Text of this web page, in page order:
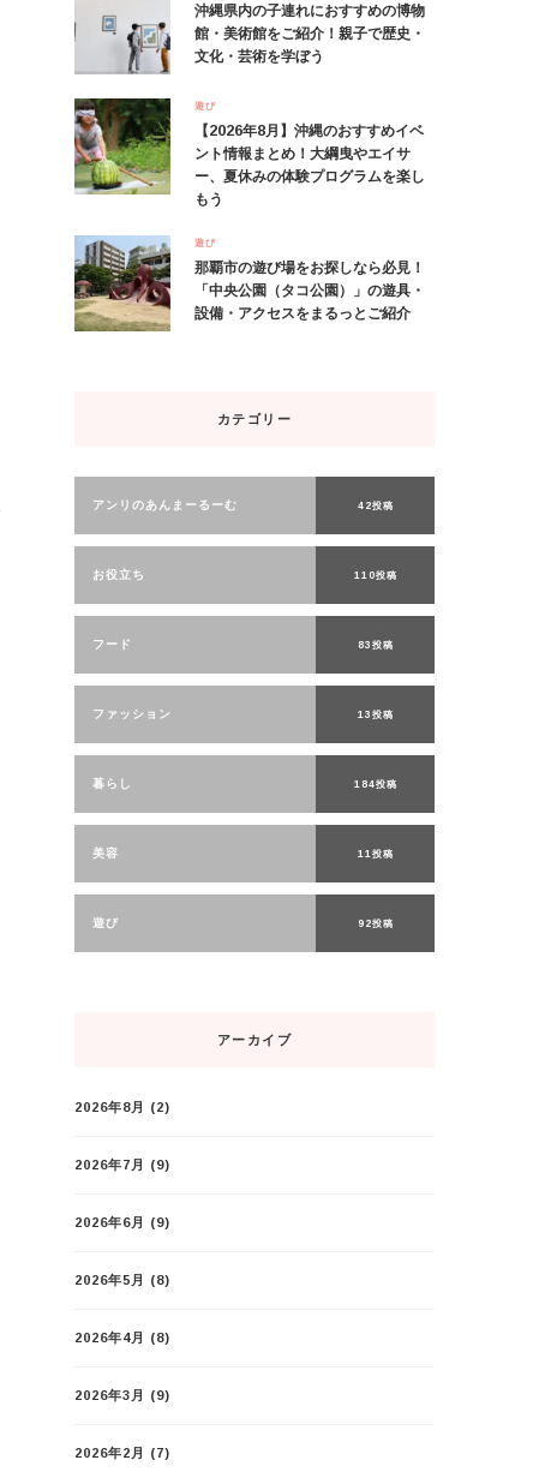
沖縄県内の子連れにおすすめの博物
館・美術館をご紹介！親子で歴史・
文化・芸術を学ぼう
遊び
【2026年8月】沖縄のおすすめイベ
ント情報まとめ！大綱曳やエイサ
ー、夏休みの体験プログラムを楽し
もう
遊び
那覇市の遊び場をお探しなら必見！
「中央公園（タコ公園）」の遊具・
設備・アクセスをまるっとご紹介
カテゴリー
アンリのあんまーるーむ 42投稿
お役立ち 110投稿
フード 83投稿
ファッション 13投稿
暮らし 184投稿
美容 11投稿
遊び 92投稿
アーカイブ
2026年8月 (2)
2026年7月 (9)
2026年6月 (9)
2026年5月 (8)
2026年4月 (8)
2026年3月 (9)
2026年2月 (7)